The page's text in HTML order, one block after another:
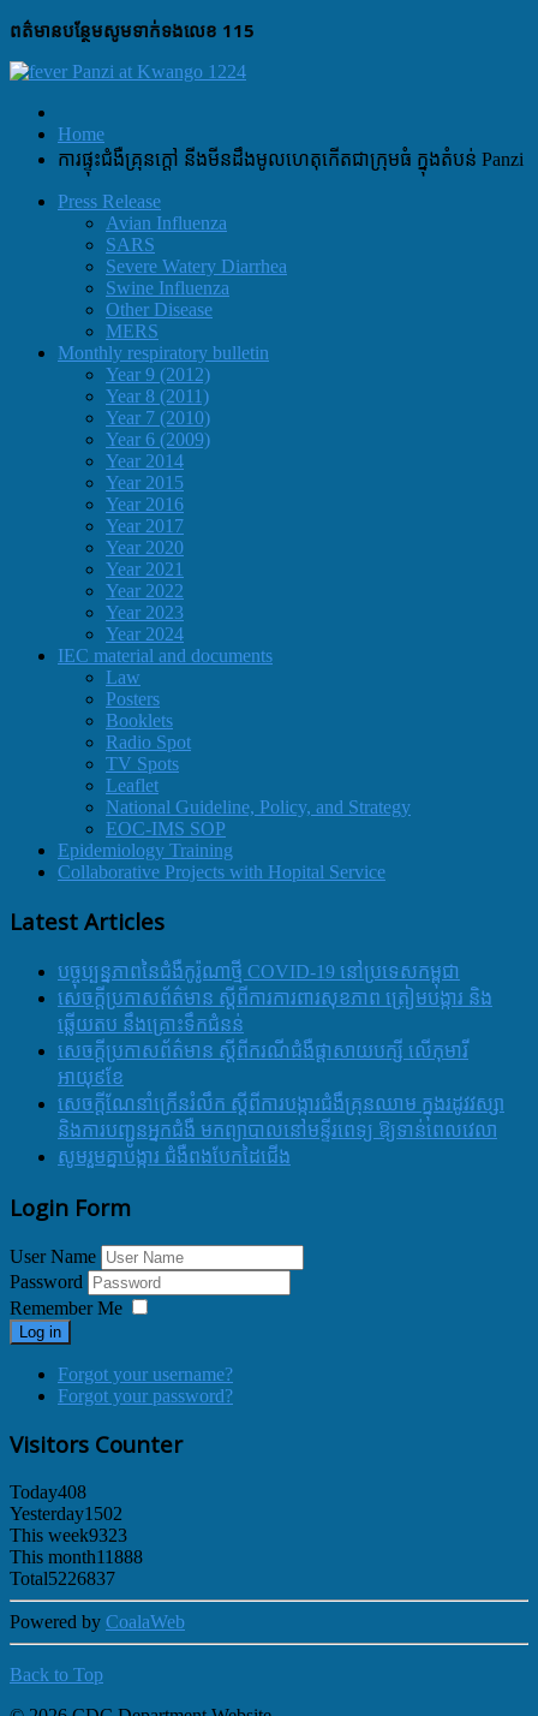
ពត៌មានបន្ថែមសូមទាក់ទងលេខ​ 115
Home
ការផ្ទុះជំងឺគ្រុនក្តៅ​ នីងមីនដឹងមូលហេតុកេីតជាក្រុមធំ​ ក្នុងតំបន់ Panzi
Press Release
Avian Influenza
SARS
Severe Watery Diarrhea
Swine Influenza
Other Disease
MERS
Monthly respiratory bulletin
Year 9 (2012)
Year 8 (2011)
Year 7 (2010)
Year 6 (2009)
Year 2014
Year 2015
Year 2016
Year 2017
Year 2020
Year 2021
Year 2022
Year 2023
Year 2024
IEC material and documents
Law
Posters
Booklets
Radio Spot
TV Spots
Leaflet
National Guideline, Policy, and Strategy
EOC-IMS SOP
Epidemiology Training
Collaborative Projects with Hopital Service
Latest Articles
បច្ចុប្បន្នភាពនៃជំងឺកូរ៉ូណាថ្មី COVID-19 នៅប្រទេសកម្ពុជា
សេចក្តីប្រកាសព័ត៌មាន ស្តីពីការការពារសុខភាព ត្រៀមបង្ការ និង
ឆ្លើយតប នឹងគ្រោះទឹកជំនន់
សេចក្តីប្រកាសព័ត៌មាន ស្តីពីករណីជំងឺផ្តាសាយបក្សី លើកុមារី
អាយុ៩ខែ
សេចក្ដីណែនាំក្រើនរំលឹក ស្ដីពីការបង្ការជំងឺគ្រុនឈាម ក្នុងរដូវវស្សា
និងការបញ្ជូនអ្នកជំងឺ មកព្យាបាលនៅមន្ទីរពេទ្យ ឱ្យទាន់ពេលវេលា
សូមរួមគ្នាបង្ការ ជំងឺពងបែកដៃជើង
Login Form
User Name
Password
Remember Me
Log in
Forgot your username?
Forgot your password?
Visitors Counter
Today408
Yesterday1502
This week9323
This month11888
Total5226837
Powered by CoalaWeb
Back to Top